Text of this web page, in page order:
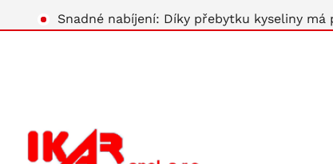
Snadné nabíjení: Díky přebytku kyseliny